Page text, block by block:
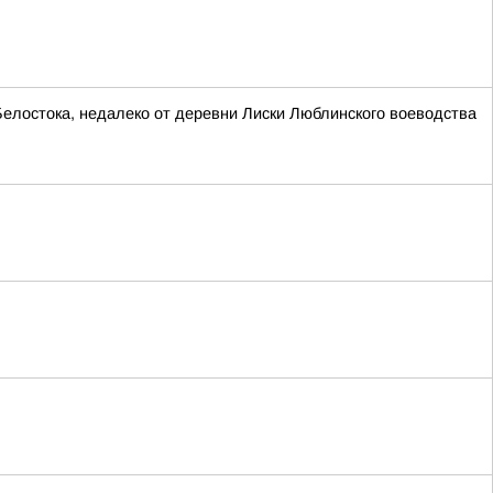
недалеко от деревни Лиски Люблинского воеводства